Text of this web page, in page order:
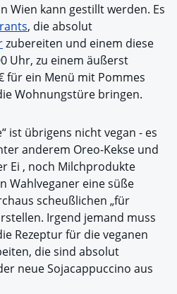
Wien kann gestillt werden. Es
, die absolut
zubereiten und einem diese
Uhr, zu einem äußerst
für ein Menü mit Pommes
Wohnungstüre bringen.
ist übrigens nicht vegan - es
anderem Oreo-Kekse und
Ei , noch Milchprodukte
Wahlveganer eine süße
scheußlichen „für
Irgend jemand muss
Rezeptur für die veganen
die sind absolut
neue Sojacappuccino aus